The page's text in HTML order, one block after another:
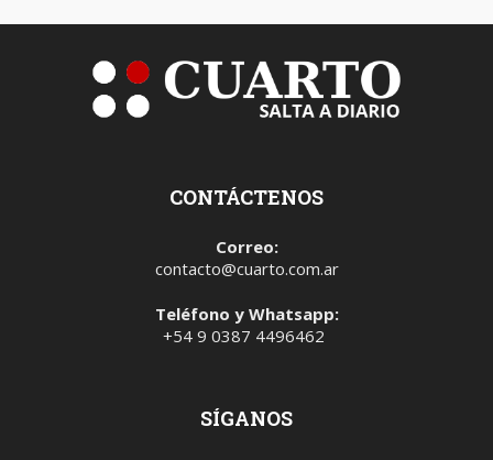
CONTÁCTENOS
Correo:
contacto@cuarto.com.ar
Teléfono y Whatsapp:
+54 9 0387 4496462
SÍGANOS